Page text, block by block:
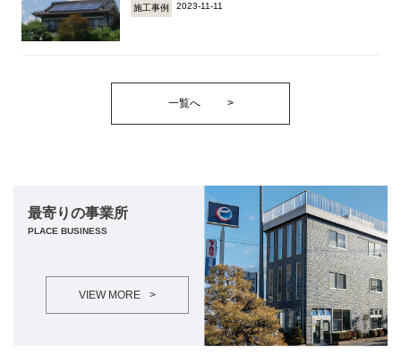
施工事例 2023-11-11
一覧へ >
最寄りの事業所
PLACE BUSINESS
VIEW MORE >